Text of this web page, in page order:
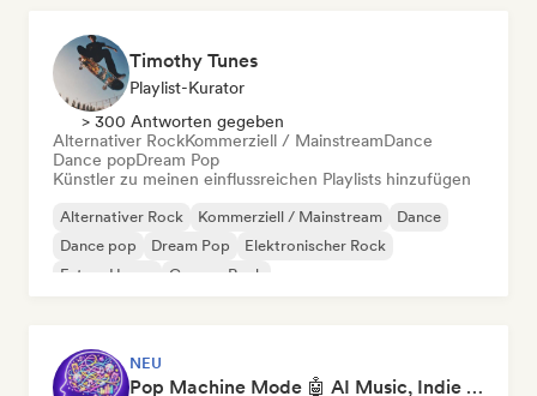
Timothy Tunes
Playlist-Kurator
> 300 Antworten gegeben
Alternativer RockKommerziell / MainstreamDance
Dance popDream Pop
Künstler zu meinen einflussreichen Playlists hinzufügen
Alternativer Rock Kommerziell / Mainstream
Dance
Dance pop
Dream Pop
Elektronischer Rock
Future House
Garage-Rock
NEU
Pop Machine Mode 🤖 AI Music, Indie Pop & Dream Pop